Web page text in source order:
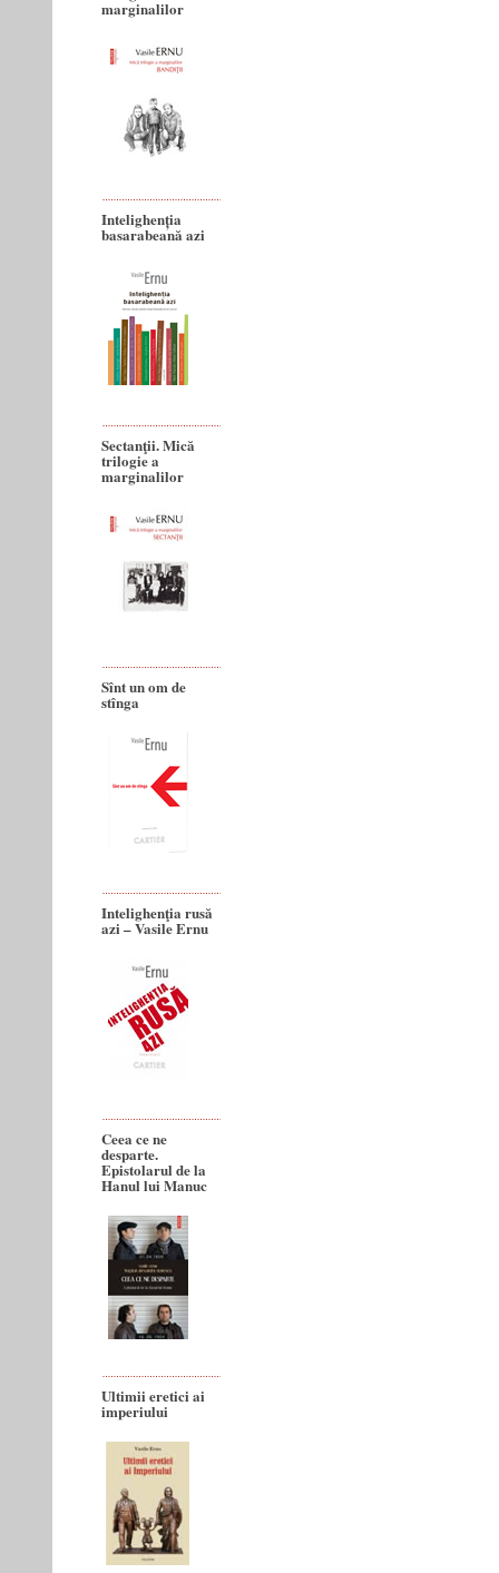
marginalilor
Intelighenția
basarabeană azi
Sectanţii. Mică
trilogie a
marginalilor
Sînt un om de
stînga
Intelighenţia rusă
azi – Vasile Ernu
Ceea ce ne
desparte.
Epistolarul de la
Hanul lui Manuc
Ultimii eretici ai
imperiului